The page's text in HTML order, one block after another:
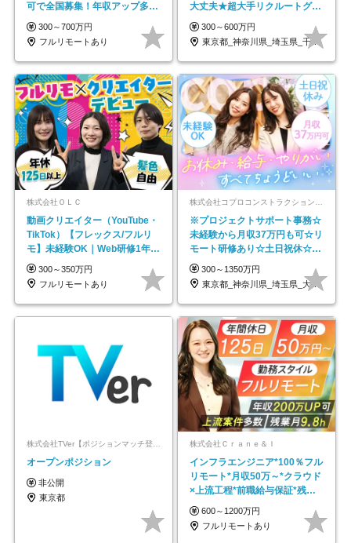
可で全国募集！年収アップ多数
★年休最大130日★
300～700万円
フルリモートあり
大丈夫★超大手リクルートグル
ープの正社員/sg
300～600万円
東京都_神奈川県_埼玉県_千葉県_大阪府…
株式会社ＯＬＣ
動画クリエイター（YouTube・
TikTok）【フレックス/フルリ
モ】未経験OK｜Web研修1年間
｜副業OK
300～350万円
フルリモートあり
※プロジェクトサポート事務☆
未経験から月収37万円も可☆リ
モート研修あり☆土日祝休☆20
代～30代活躍/b
300～1350万円
東京都_神奈川県_埼玉県_大阪府_愛知県…
株式会社TVer【ポジションマッチ登録】
オープンポジション
非公開
東京都
株式会社Ｃｒａｎｅ＆Ｉ
インフラエンジニア*100％フル
リモート*月収50万～*クラウド
×上流工程*前職給与保証*残業
月9.8h
600～1200万円
フルリモートあり